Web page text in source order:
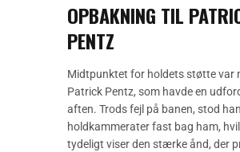
OPBAKNING TIL
PENTZ
Midtpunktet for holdets støtte var
Patrick Pentz, som havde en
aften. Trods fejl på banen, stod
holdkammerater fast bag ham,
tydeligt viser den stærke ånd, der